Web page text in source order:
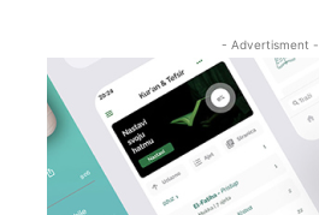
- Advertisment -